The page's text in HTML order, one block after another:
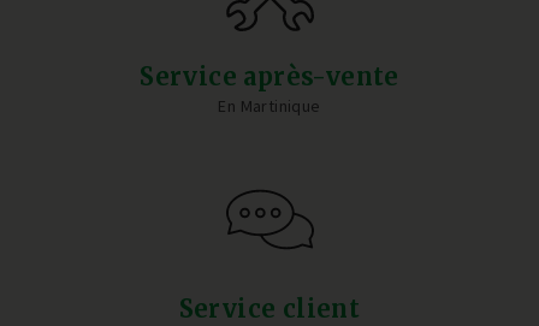
Service après-vente
En Martinique
Service client